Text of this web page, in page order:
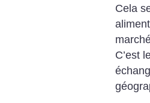
Cela
C’est